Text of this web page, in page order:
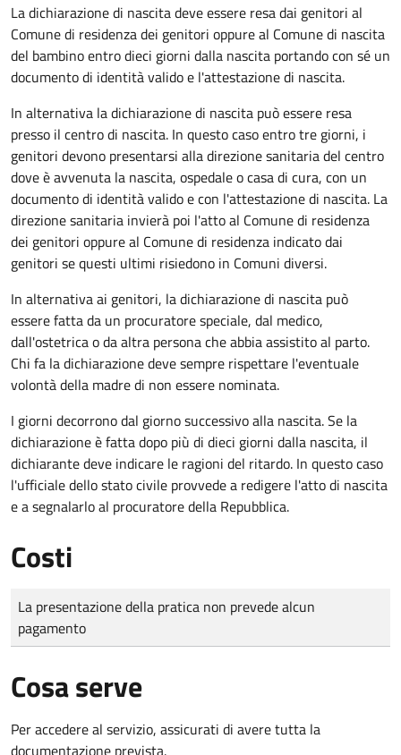
La dichiarazione di nascita deve essere resa dai genitori al
Comune di residenza dei genitori oppure al Comune di nascita
del bambino entro dieci giorni dalla nascita portando con sé un
documento di identità valido e l'attestazione di nascita.
In alternativa la dichiarazione di nascita può essere resa
presso il centro di nascita. In questo caso entro tre giorni, i
genitori devono presentarsi alla direzione sanitaria del centro
dove è avvenuta la nascita, ospedale o casa di cura, con un
documento di identità valido e con l'attestazione di nascita. La
direzione sanitaria invierà poi l'atto al Comune di residenza
dei genitori oppure al Comune di residenza indicato dai
genitori se questi ultimi risiedono in Comuni diversi.
In alternativa ai genitori, la dichiarazione di nascita può
essere fatta da un procuratore speciale, dal medico,
dall'ostetrica o da altra persona che abbia assistito al parto.
Chi fa la dichiarazione deve sempre rispettare l'eventuale
volontà della madre di non essere nominata.
I giorni decorrono dal giorno successivo alla nascita. Se la
dichiarazione è fatta dopo più di dieci giorni dalla nascita, il
dichiarante deve indicare le ragioni del ritardo. In questo caso
l'ufficiale dello stato civile provvede a redigere l'atto di nascita
e a segnalarlo al procuratore della Repubblica.
Costi
Tipo di pagamento
Importo
La presentazione della pratica non prevede alcun
pagamento
Cosa serve
Per accedere al servizio, assicurati di avere tutta la
documentazione prevista.